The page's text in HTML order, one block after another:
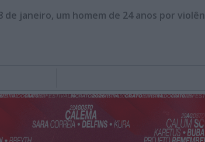
de janeiro, um homem de 24 anos por